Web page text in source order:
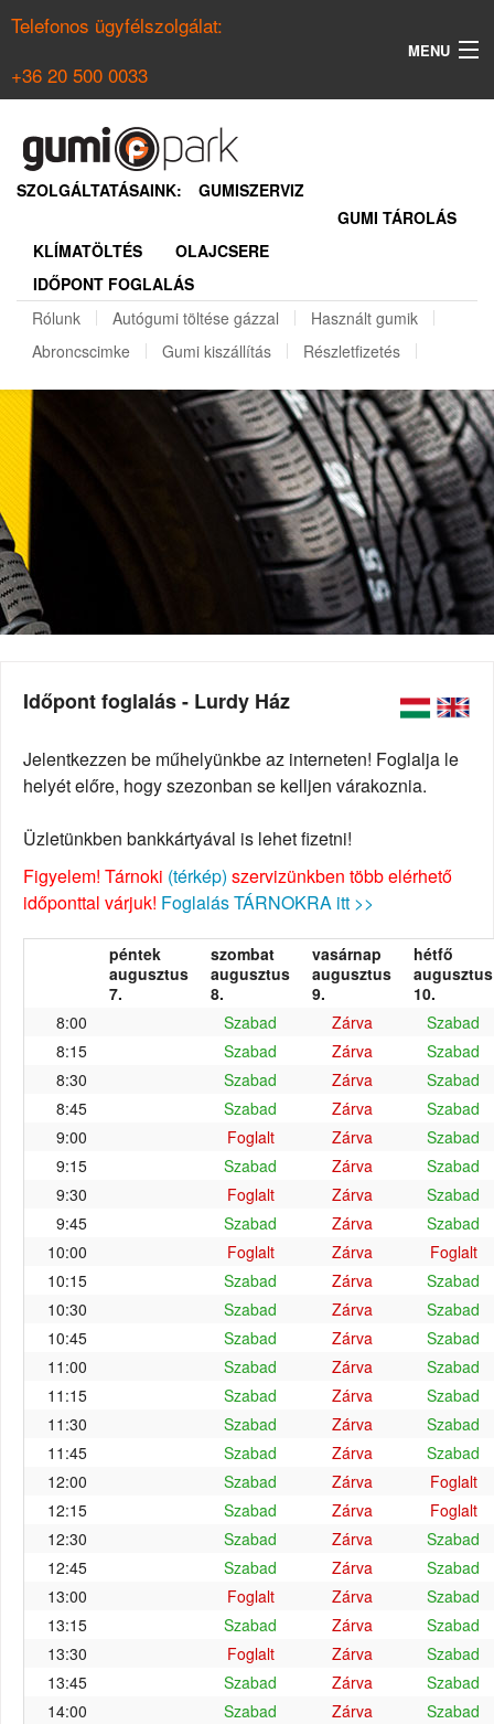
Telefonos ügyfélszolgálat:
+36 20 500 0033
MENU
NYÁRI GUMI KERESŐ
REGISZTRÁCIÓ
SZOLGÁLTATÁSAINK:
GUMISZERVIZ
GUMI TÁROLÁS
KLÍMATÖLTÉS
OLAJCSERE
IDŐPONT FOGLALÁS
Rólunk
Autógumi töltése gázzal
Használt gumik
Abroncscimke
Gumi kiszállítás Részletfizetés
Időpont foglalás - Lurdy Ház
Jelentkezzen be műhelyünkbe az interneten! Foglalja le
helyét előre, hogy szezonban se kelljen várakoznia.
Üzletünkben bankkártyával is lehet fizetni!
Figyelem! Tárnoki (térkép) szervizünkben több elérhető
időponttal várjuk! Foglalás TÁRNOKRA itt >>
péntek
augusztus
7.
szombat
augusztus
8.
vasárnap
augusztus
9.
hétfő
augusztus
10.
8:00
Szabad Zárva
Szabad
8:15
Szabad Zárva
Szabad
8:30
Szabad Zárva
Szabad
8:45
Szabad Zárva
Szabad
9:00
Foglalt Zárva
Szabad
9:15
Szabad Zárva
Szabad
9:30
Foglalt Zárva
Szabad
9:45
Szabad Zárva
Szabad
10:00
Foglalt Zárva
Foglalt
10:15
Szabad Zárva
Szabad
10:30
Szabad Zárva
Szabad
10:45
Szabad Zárva
Szabad
11:00
Szabad Zárva
Szabad
11:15
Szabad Zárva
Szabad
11:30
Szabad Zárva
Szabad
11:45
Szabad Zárva
Szabad
12:00
Szabad Zárva
Foglalt
12:15
Szabad Zárva
Foglalt
12:30
Szabad Zárva
Szabad
12:45
Szabad Zárva
Szabad
13:00
Foglalt Zárva
Szabad
13:15
Szabad Zárva
Szabad
13:30
Foglalt Zárva
Szabad
13:45
Szabad Zárva
Szabad
14:00
Szabad Zárva
Szabad